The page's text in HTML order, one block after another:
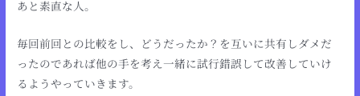
あと素直な人。
毎回前回との比較をし、どうだったか？を互いに共有しダメだ
ったのであれば他の手を考え一緒に試行錯誤して改善していけ
るようやっていきます。